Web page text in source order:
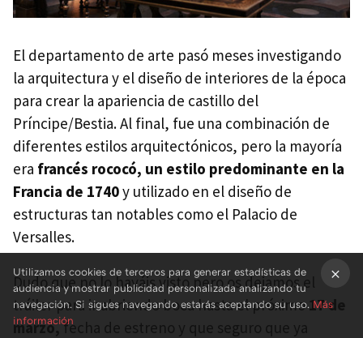
El departamento de arte pasó meses investigando
la arquitectura y el diseño de interiores de la época
para crear la apariencia de castillo del
Príncipe/Bestia. Al final, fue una combinación de
diferentes estilos arquitectónicos, pero la mayoría
era francés rococó, un estilo predominante en la
Francia de 1740y utilizado en el diseño de
estructuras tan notables como el Palacio de
Versalles.
Dudo que no lo hayáis visto pero os dejamos el
tráiler para ir abriendo boca hasta el próximo17 de
marzo,fecha de estreno y que seguro que ya
×
Utilizamos cookies de terceros para generar estadísticas de
audiencia y mostrar publicidad personalizada analizando tu
navegación. Si sigues navegando estarás aceptando su uso.Más
información